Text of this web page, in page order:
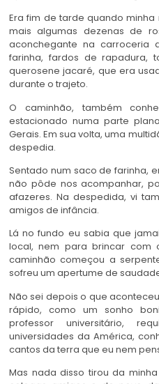
Era fim de tarde quando
mais algumas dezenas de
aconchegante na carroceria
farinha, fardos de rapadura,
querosene jacaré, que era
durante o trajeto.
O caminhão, também
estacionado numa parte
Gerais. Em sua volta, uma
despedia.
Sentado num saco de farinha,
não pôde nos acompanhar,
afazeres. Na despedida, vi
amigos de infância.
Lá no fundo eu sabia que
local, nem para brincar com
caminhão começou a
sofreu um apertume de
Não sei depois o que
rápido, como um sonho
professor universitário,
universidades da América,
cantos da terra que eu nem
Mas nada disso tirou da